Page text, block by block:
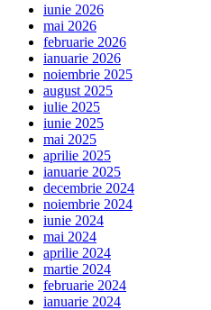
iunie 2026
mai 2026
februarie 2026
ianuarie 2026
noiembrie 2025
august 2025
iulie 2025
iunie 2025
mai 2025
aprilie 2025
ianuarie 2025
decembrie 2024
noiembrie 2024
iunie 2024
mai 2024
aprilie 2024
martie 2024
februarie 2024
ianuarie 2024